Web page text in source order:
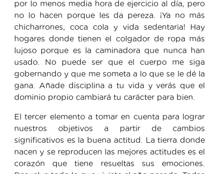
por lo menos media hora de ejercicio al día, pero
no lo hacen porque les da pereza. ¡Ya no más
chicharrones, coca cola y vida sedentaria! Hay
hogares donde tienen el colgador de ropa más
lujoso porque es la caminadora que nunca han
usado. No puede ser que el cuerpo me siga
gobernando y que me someta a lo que se le dé la
gana. Añade disciplina a tu vida y verás que el
dominio propio cambiará tu carácter para bien.
El tercer elemento a tomar en cuenta para lograr
nuestros objetivos a partir de cambios
significativos es la buena actitud. La tierra donde
nacen y se reproducen las mejores actitudes es el
corazón que tiene resueltas sus emociones.